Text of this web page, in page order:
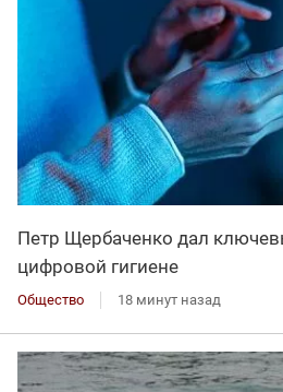
Петр Щербаченко дал
цифровой гигиене
Общество 18 минут назад